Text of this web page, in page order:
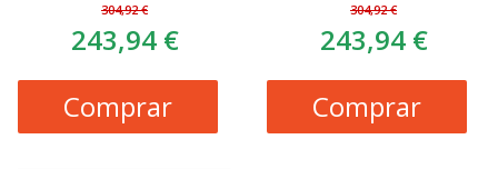
304,92 €
243,94 €
Comprar
304,92 €
243,94 €
Comprar